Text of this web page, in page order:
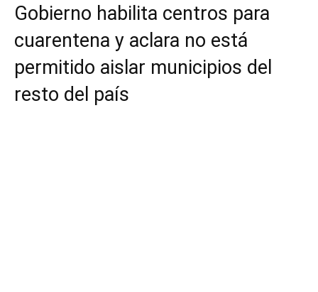
Gobierno habilita centros para
cuarentena y aclara no está
permitido aislar municipios del
resto del país